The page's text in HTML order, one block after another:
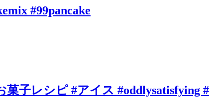
#99pancake
子レシピ #アイス #oddlysatisfying #